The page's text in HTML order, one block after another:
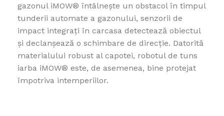
gazonul iMOW® întâlnește un obstacol în timpul
tunderii automate a gazonului, senzorii de
impact integrați în carcasa detectează obiectul
și declanșează o schimbare de direcție. Datorită
materialului robust al capotei, robotul de tuns
iarba iMOW® este, de asemenea, bine protejat
împotriva intemperiilor.